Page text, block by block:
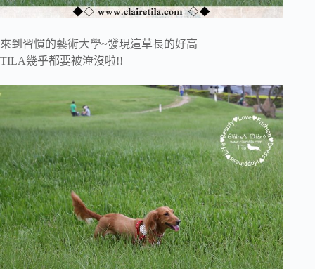
來到習慣的藝術大學~發現這草長的好高
TILA幾乎都要被淹沒啦!!